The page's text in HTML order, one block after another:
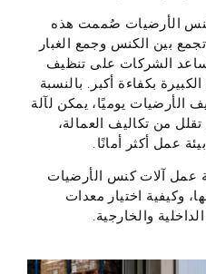
الأرضيات صُممت هذه
بين الكنس وجمع الغبار
الشركات على تنظيف
بكفاءة أكبر. بالنسبة
الأرضيات يوميًا، يمكن لآلة
من تكاليف العمالة،
عمل أكثر أمانًا.
عمل آلات كنس الأرضيات
وكيفية اختيار معدات
والخارجية.